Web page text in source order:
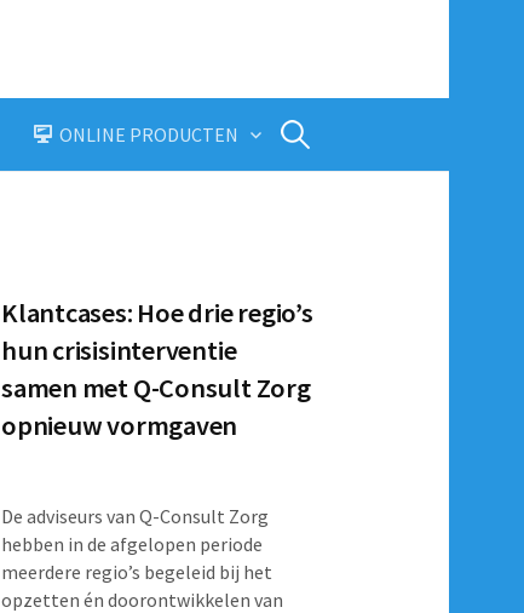
ONLINE PRODUCTEN Zoeken
Klantcases: Hoe drie regio’s
hun crisisinterventie
samen met Q-Consult Zorg
opnieuw vormgaven
De adviseurs van Q-Consult Zorg
hebben in de afgelopen periode
meerdere regio’s begeleid bij het
opzetten én doorontwikkelen van